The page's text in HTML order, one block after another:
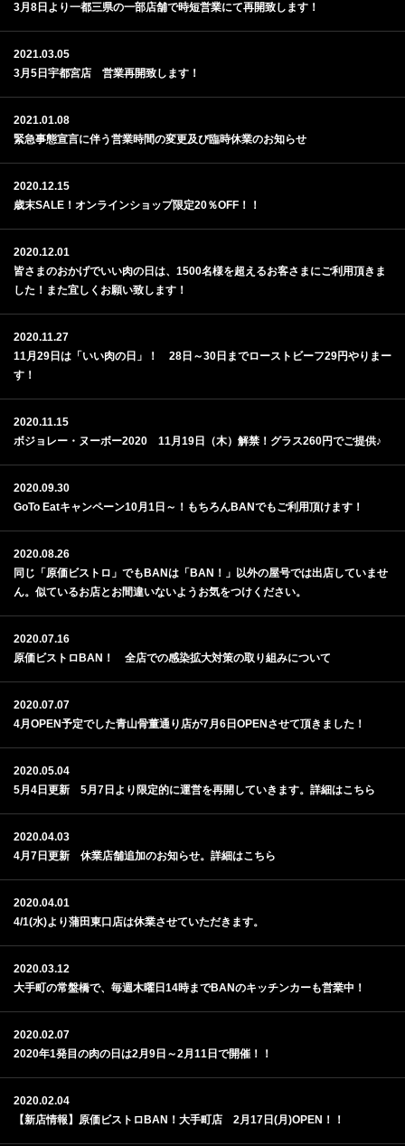
3月8日より一都三県の一部店舗で時短営業にて再開致します！
2021.03.05
3月5日宇都宮店 営業再開致します！
2021.01.08
緊急事態宣言に伴う営業時間の変更及び臨時休業のお知らせ
2020.12.15
歳末SALE！オンラインショップ限定20％OFF！！
2020.12.01
皆さまのおかげでいい肉の日は、1500名様を超えるお客さまにご利用頂きま
した！また宜しくお願い致します！
2020.11.27
11月29日は「いい肉の日」！ 28日～30日までローストビーフ29円やりまー
す！
2020.11.15
ボジョレー・ヌーボー2020 11月19日（木）解禁！グラス260円でご提供♪
2020.09.30
GoTo Eatキャンペーン10月1日～！もちろんBANでもご利用頂けます！
2020.08.26
同じ「原価ビストロ」でもBANは「BAN！」以外の屋号では出店していませ
ん。似ているお店とお間違いないようお気をつけください。
2020.07.16
原価ビストロBAN！ 全店での感染拡大対策の取り組みについて
2020.07.07
4月OPEN予定でした青山骨董通り店が7月6日OPENさせて頂きました！
2020.05.04
5月4日更新 5月7日より限定的に運営を再開していきます。詳細はこちら
2020.04.03
4月7日更新 休業店舗追加のお知らせ。詳細はこちら
2020.04.01
4/1(水)より蒲田東口店は休業させていただきます。
2020.03.12
大手町の常盤橋で、毎週木曜日14時までBANのキッチンカーも営業中！
2020.02.07
2020年1発目の肉の日は2月9日～2月11日で開催！！
2020.02.04
【新店情報】原価ビストロBAN！大手町店 2月17日(月)OPEN！！